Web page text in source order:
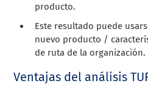
producto.
Este resultado puede
nuevo producto /
de ruta de la organización.
Ventajas del análisis